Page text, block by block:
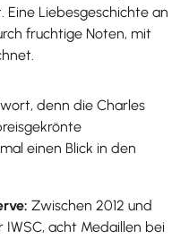
Liebesgeschichte an
fruchtige Noten, mit
denn die Charles
einen Blick in den
Zwischen 2012 und
IWSC, acht Medaillen bei